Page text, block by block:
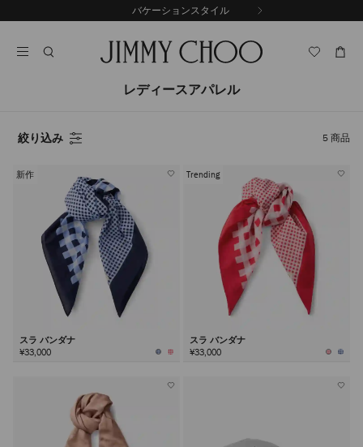
ン
ス
ラ
バケーションスタイル
レディースアパレル
絞り込み 5商品
新作
スラ バンダナ
¥33,000
Trending
スラ バンダナ
¥33,000